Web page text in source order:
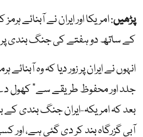
پڑھیں: امریکا اور ایران نے آبنائے
کے ساتھ دو ہفتے کی جنگ بندی پر
انہوں نے ایران پر زور دیا کہ وہ آبنائے
جلد اور محفوظ طریقے سے” کھول
بعد کہ امریکہ-ایران جنگ بندی کے
آبی گزرگاہ بند کر دی گئی ہے، اور